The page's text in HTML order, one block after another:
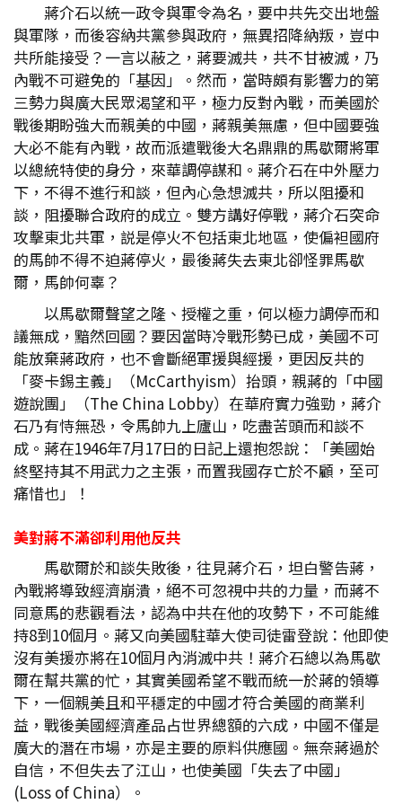
蔣介石以統一政令與軍令為名，要中共先交出地盤
與軍隊，而後容納共黨參與政府，無異招降納叛，豈中
共所能接受？一言以蔽之，蔣要滅共，共不甘被滅，乃
內戰不可避免的「基因」。然而，當時頗有影響力的第
三勢力與廣大民眾渴望和平，極力反對內戰，而美國於
戰後期盼強大而親美的中國，蔣親美無慮，但中國要強
大必不能有內戰，故而派遣戰後大名鼎鼎的馬歇爾將軍
以總統特使的身分，來華調停謀和。蔣介石在中外壓力
下，不得不進行和談，但內心急想滅共，所以阻擾和
談，阻擾聯合政府的成立。雙方講好停戰，蔣介石突命
攻擊東北共軍，説是停火不包括東北地區，使偏袒國府
的馬帥不得不迫蔣停火，最後蔣失去東北卻怪罪馬歇
爾，馬帥何辜？
以馬歇爾聲望之隆、授權之重，何以極力調停而和
議無成，黯然回國？要因當時冷戰形勢已成，美國不可
能放棄蔣政府，也不會斷絕軍援與經援，更因反共的
「麥卡錫主義」（McCarthyism）抬頭，親蔣的「中國
遊說團」（The China Lobby）在華府實力強勁，蔣介
石乃有恃無恐，令馬帥九上廬山，吃盡苦頭而和談不
成。蔣在1946年7月17日的日記上還抱怨說：「美國始
終堅持其不用武力之主張，而置我國存亡於不顧，至可
痛惜也」！
美對蔣不滿卻利用他反共
馬歇爾於和談失敗後，往見蔣介石，坦白警告蔣，
內戰將導致經濟崩潰，絕不可忽視中共的力量，而蔣不
同意馬的悲觀看法，認為中共在他的攻勢下，不可能維
持8到10個月。蔣又向美國駐華大使司徒雷登說：他即使
沒有美援亦將在10個月內消滅中共！蔣介石總以為馬歇
爾在幫共黨的忙，其實美國希望不戰而統一於蔣的領導
下，一個親美且和平穩定的中國才符合美國的商業利
益，戰後美國經濟產品占世界總額的六成，中國不僅是
廣大的潛在市場，亦是主要的原料供應國。無奈蔣過於
自信，不但失去了江山，也使美國「失去了中國」
(Loss of China）。